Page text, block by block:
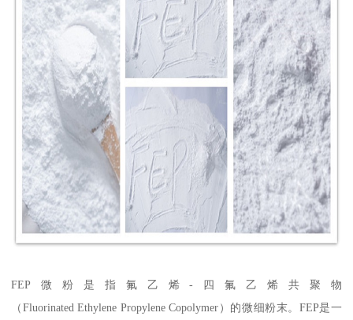
FEP微粉是指氟乙烯-四氟乙烯共聚物
（Fluorinated Ethylene Propylene Copolymer）的微细粉末。FEP是一